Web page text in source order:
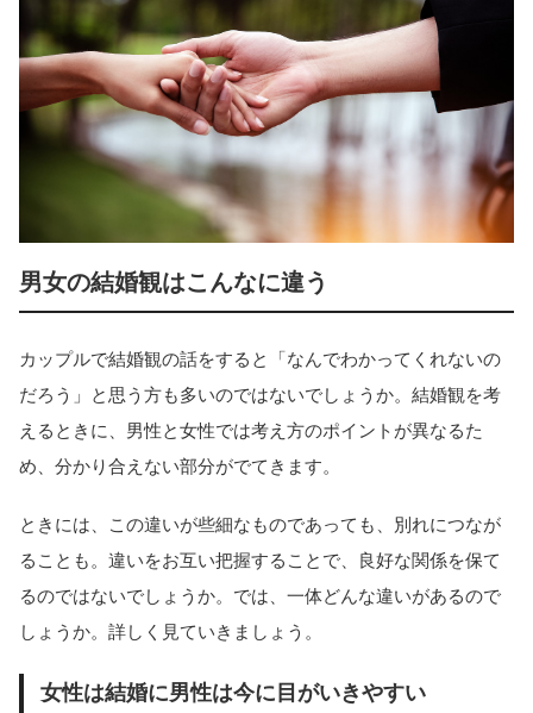
男女の結婚観はこんなに違う
カップルで結婚観の話をすると「なんでわかってくれないの
だろう」と思う方も多いのではないでしょうか。結婚観を考
えるときに、男性と女性では考え方のポイントが異なるた
め、分かり合えない部分がでてきます。
ときには、この違いが些細なものであっても、別れにつなが
ることも。違いをお互い把握することで、良好な関係を保て
るのではないでしょうか。では、一体どんな違いがあるので
しょうか。詳しく見ていきましょう。
女性は結婚に男性は今に目がいきやすい